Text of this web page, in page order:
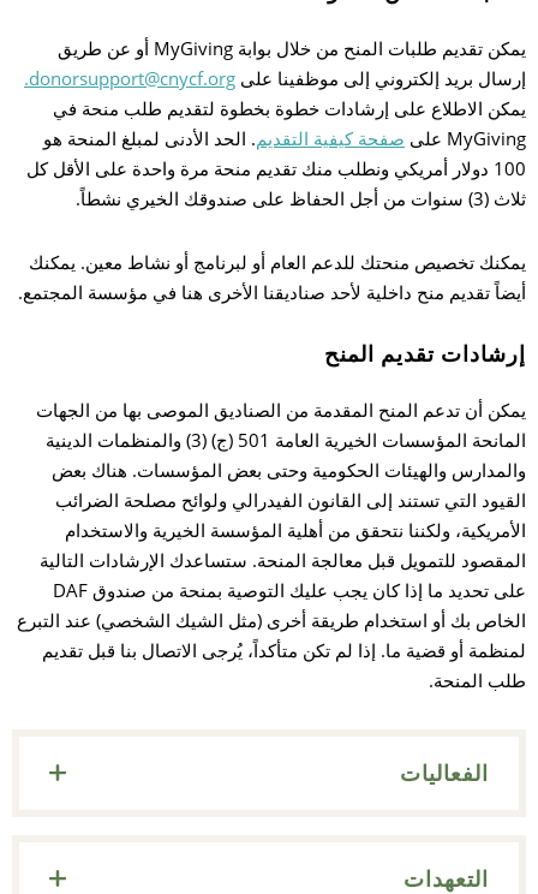
يمكن تقديم طلبات المنح من خلال بوابة MyGiving أو عن طريق
إرسال بريد إلكتروني إلى موظفينا على donorsupport@cnycf.org.
يمكن الاطلاع على إرشادات خطوة بخطوة لتقديم طلب منحة في
MyGiving على
صفحة كيفية التقديم. الحد الأدنى لمبلغ المنحة هو
100 دولار أمريكي ونطلب منك تقديم منحة مرة واحدة على الأقل كل
ثلاث (3) سنوات من أجل الحفاظ على صندوقك الخيري نشطاً.
يمكنك تخصيص منحتك للدعم العام أو لبرنامج أو نشاط معين. يمكنك
أيضاً تقديم منح داخلية لأحد صناديقنا الأخرى هنا في مؤسسة المجتمع.
إرشادات تقديم المنح
يمكن أن تدعم المنح المقدمة من الصناديق الموصى بها من الجهات
المانحة المؤسسات الخيرية العامة 501 (ج) (3) والمنظمات الدينية
والمدارس والهيئات الحكومية وحتى بعض المؤسسات. هناك بعض
القيود التي تستند إلى القانون الفيدرالي ولوائح مصلحة الضرائب
الأمريكية، ولكننا نتحقق من أهلية المؤسسة الخيرية والاستخدام
المقصود للتمويل قبل معالجة المنحة. ستساعدك الإرشادات التالية
على تحديد ما إذا كان يجب عليك التوصية بمنحة من صندوق DAF
الخاص بك أو استخدام طريقة أخرى (مثل الشيك الشخصي) عند التبرع
لمنظمة أو قضية ما. إذا لم تكن متأكداً، يُرجى الاتصال بنا قبل تقديم
طلب المنحة.
الفعاليات
التعهدات